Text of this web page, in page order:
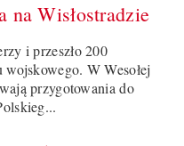
na Wisłostradzie
i przeszło 200
wojskowego. W Wesołej
przygotowania do